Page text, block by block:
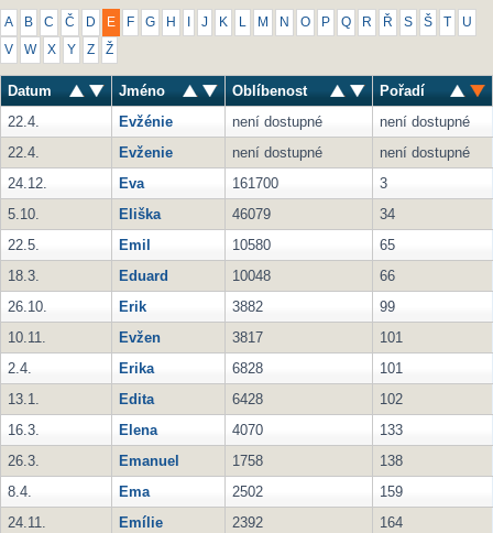
A B C Č D E F G H J K M N O P Q R Ř S Š U
V W X Y Z Ž
Datum Jméno Oblíbenost
Pořadí
22.4.
Evžénie není dostupné
není dostupné
22.4.
Evženie není dostupné
není dostupné
24.12.
Eva 161700
3
5.10.
Eliška 46079
34
22.5.
Emil 10580
65
18.3.
Eduard 10048
66
26.10.
Erik 3882
99
10.11.
Evžen 3817
101
2.4.
Erika 6828
101
13.1.
Edita 6428
102
16.3.
Elena 4070
133
26.3.
Emanuel 1758
138
8.4.
Ema 2502
159
24.11.
Emílie 2392
164